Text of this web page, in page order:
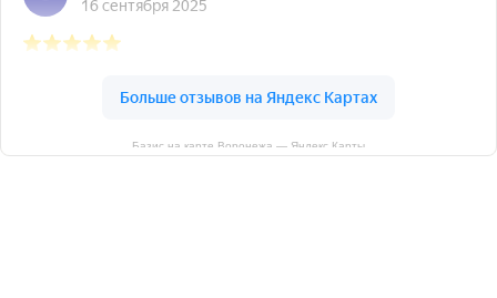
Базис на карте Воронежа — Яндекс Карты